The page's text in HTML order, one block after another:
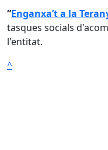
“Enganxa’t a la
tasques socials
l'entitat.
^